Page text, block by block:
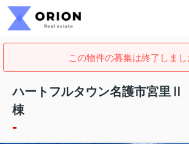
この物件の募集は終了しまし
ハートフルタウン名護市宮里
棟
-